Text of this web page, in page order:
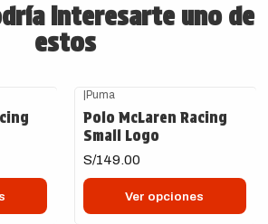
interesarte uno de
estos
|Puma
Polo McLaren Racing
Small Logo
S/149.00
Ver opciones